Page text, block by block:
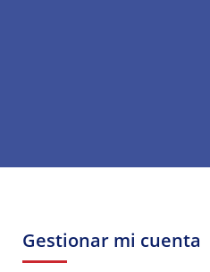
Gestionar mi cuenta